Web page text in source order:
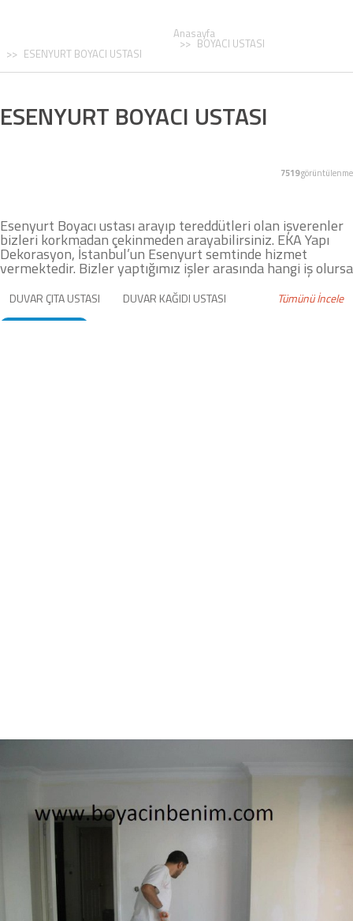
Anasayfa
BOYACI USTASI
ESENYURT BOYACI USTASI
ESENYURT BOYACI USTASI
7519görüntülenme
Esenyurt Boyacı ustası arayıp tereddütleri olan işverenler
bizleri korkmadan çekinmeden arayabilirsiniz. EKA Yapı
Dekorasyon, İstanbul’un Esenyurt semtinde hizmet
vermektedir. Bizler yaptığımız işler arasında hangi iş olursa
DUVAR ÇITA USTASI DUVAR KAĞIDI USTASI Tümünü İncele